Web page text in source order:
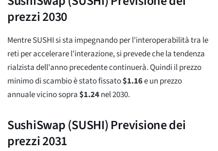
prezzi 2030
Mentre SUSHI si sta impegnando per l'interoperabilità tra le
reti per accelerare l'interazione, si prevede che la tendenza
rialzista dell'anno precedente continuerà. Quindi il prezzo
minimo di scambio è stato fissato$1.16e un prezzo
annuale vicino sopra$1.24nel 2030.
SushiSwap (SUSHI) Previsione dei
prezzi 2031